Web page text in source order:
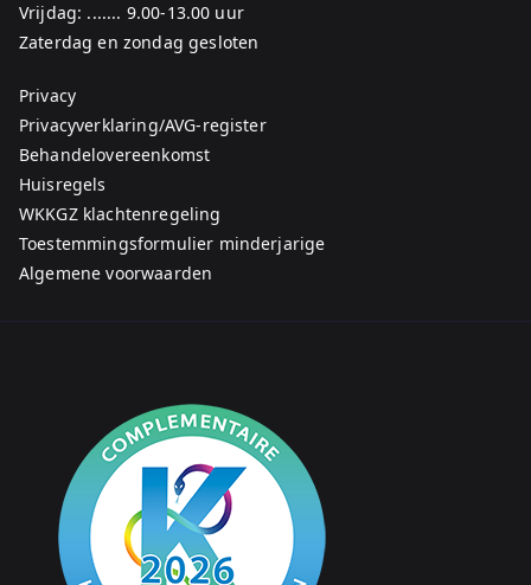
Vrijdag: ....... 9.00-13.00 uur
Zaterdag en zondag gesloten
Privacy
Privacyverklaring/AVG-register
Behandelovereenkomst
Huisregels
WKKGZ klachtenregeling
Toestemmingsformulier minderjarige
Algemene voorwaarden